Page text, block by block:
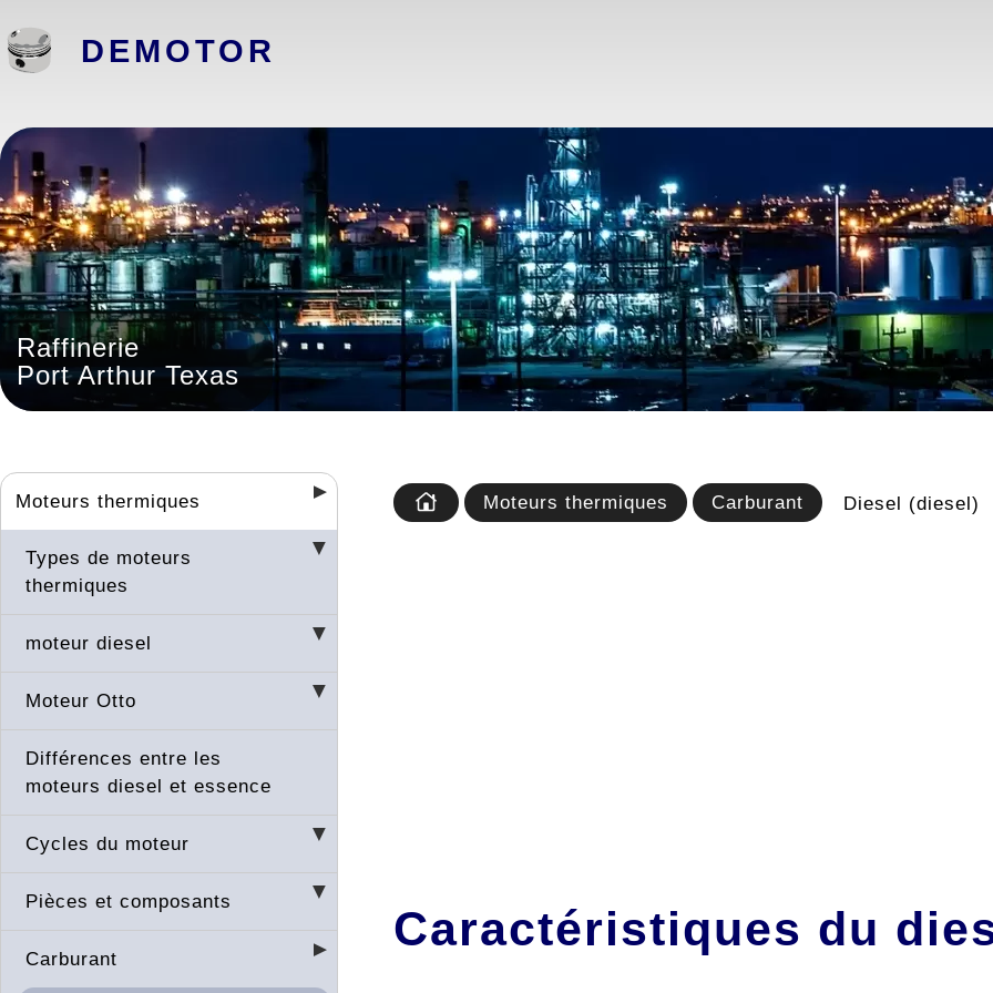
DEMOTOR
Raffinerie
Port Arthur Texas
Moteurs thermiques
Types de moteurs
thermiques
moteur diesel
Moteur Otto
Différences entre les
moteurs diesel et essence
Cycles du moteur
Pièces et composants
Carburant
Moteurs thermiques Carburant Diesel (diesel)
Caractéristiques du